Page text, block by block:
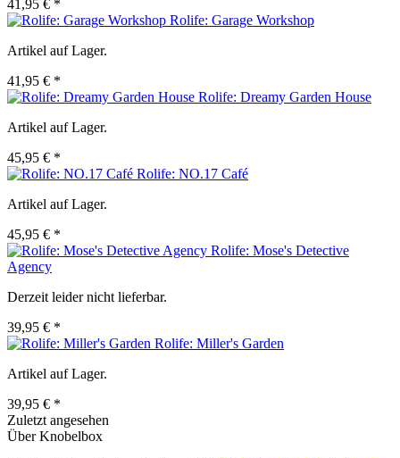
41,95 € *
Rolife: Garage Workshop
Artikel auf Lager.
41,95 € *
Rolife: Dreamy Garden House
Artikel auf Lager.
45,95 € *
Rolife: NO.17 Café
Artikel auf Lager.
45,95 € *
Rolife: Mose's Detective
Agency
Derzeit leider nicht lieferbar.
39,95 € *
Rolife: Miller's Garden
Artikel auf Lager.
39,95 € *
Zuletzt angesehen
Über Knobelbox